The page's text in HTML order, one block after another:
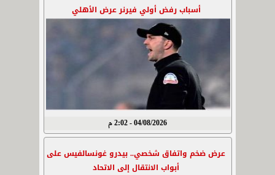
أسباب رفض أولي فيرنر عرض الأهلي
04/08/2026 - 2:02 م
عرض ضخم واتفاق شخصي.. بيدرو غونسالفيس على
أبواب الانتقال إلى الاتحاد